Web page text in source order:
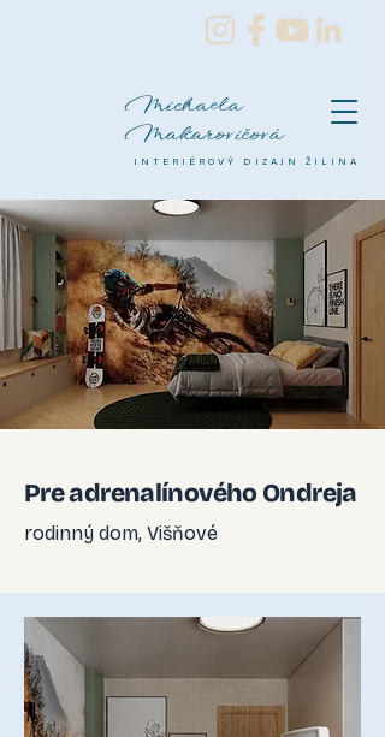
Michaela
Makarovičová
INTERIÉROVÝ DIZAJN ŽILINA
Pre adrenalínového Ondreja
rodinný dom, Višňové